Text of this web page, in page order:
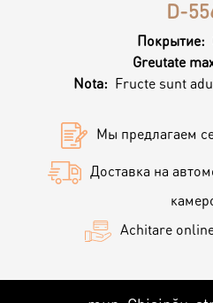
Макарон
Круассаны и
D-
Покрытие:
Greutate
Nota: Fructe sunt
Мы предлагаем
Доставка на
Achitare